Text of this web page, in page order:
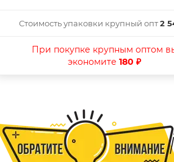
Стоимость упаковки крупный опт2
При покупке крупным оптом
экономите180 ₽